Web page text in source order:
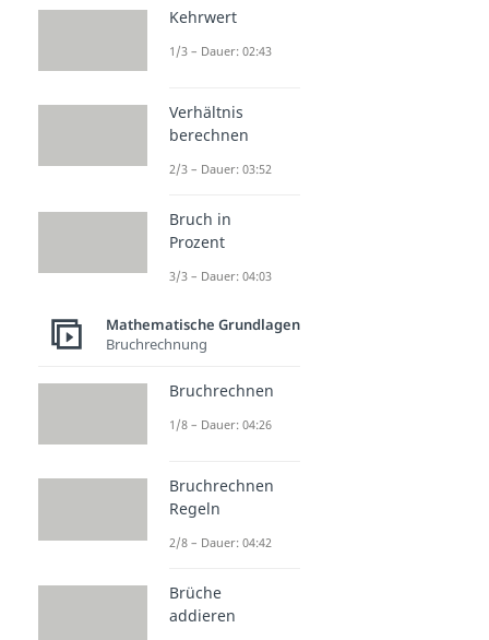
Kehrwert
1/3 – Dauer: 02:43
Verhältnis
berechnen
2/3 – Dauer: 03:52
Bruch in
Prozent
3/3 – Dauer: 04:03
Mathematische Grundlagen
Bruchrechnung
Bruchrechnen
1/8 – Dauer: 04:26
Bruchrechnen
Regeln
2/8 – Dauer: 04:42
Brüche
addieren